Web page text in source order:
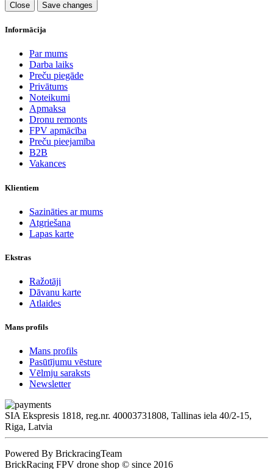
Close Save changes
Informācija
Par mums
Darba laiks
Preču piegāde
Privātums
Noteikumi
Apmaksa
Dronu remonts
FPV apmācība
Preču pieejamība
B2B
Vakances
Klientiem
Sazināties ar mums
Atgriešana
Lapas karte
Ekstras
Ražotāji
Dāvanu karte
Atlaides
Mans profils
Mans profils
Pasūtījumu vēsture
Vēlmju saraksts
Newsletter
SIA Ekspresis 1818, reg.nr. 40003731808, Tallinas iela 40/2-15,
Riga, Latvia
Powered By BrickracingTeam
BrickRacing FPV drone shop © since 2016